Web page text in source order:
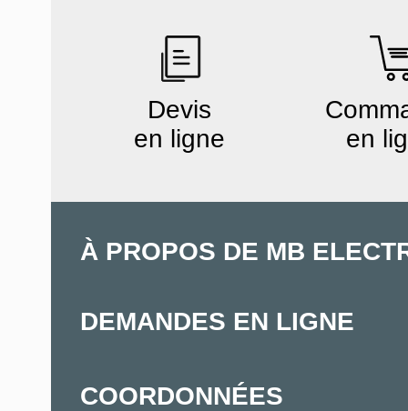
Devis
en ligne
en
À PROPOS DE MB
DEMANDES EN LIGNE
COORDONNÉES